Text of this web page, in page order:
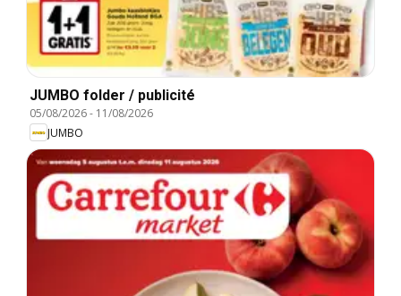
JUMBO folder / publicité
05/08/2026- 11/08/2026
JUMBO